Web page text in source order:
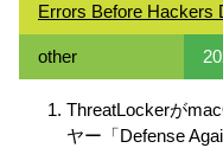
Errors Before Hackers
other
ThreatLockerが
ヤー「Defense